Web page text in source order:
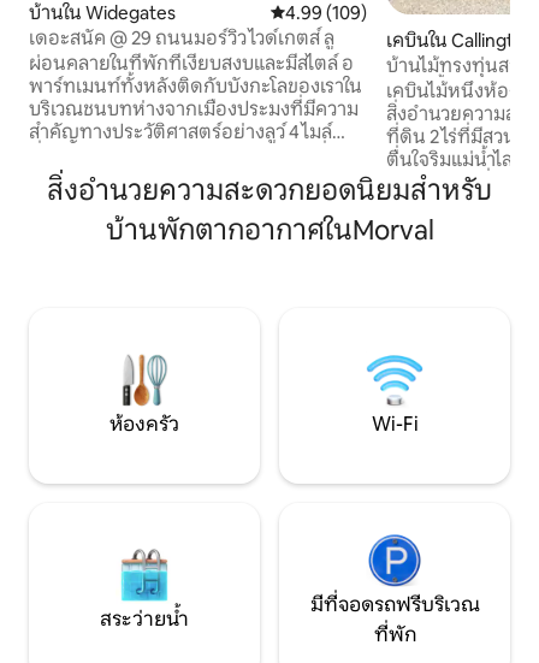
บ้านใน Widegates คะแนนเฉลี่ย 4.99 จาก 5, 109 รีวิว
4.99 (109)
เดอะสนัค @ 29 ถนนมอร์วิว ไวด์เกตส์ ลู
ผ่อนคลายในที่พักที่เงียบสงบและมีสไตล์ อ
พาร์ทเมนท์ทั้งหลังติดกับบังกะโลของเราใน
บริเวณชนบทห่างจากเมืองประมงที่มีความ
สำคัญทางประวัติศาสตร์อย่างลูว์ 4 ไมล์
ทึ่ง มีสิ่งอำนวยความสะดวกและเครื่องใช้
ไฟฟ้าคุณภาพ ห่างจากสนามกอล์ฟท้องถิ่น
1.3 ไมล์ และขับรถ 5-10 นาทีไปถึงหาดต่างๆ
มากมาย เส้นทางรถบัสตรงไปยังลูและ
เคบินใน Callington
บ้านไม้ทรงทุ่นสวย
ริมแม่น้ำ
เคบินไม้หนึ่งห้อง
สิ่งอำนวยความส
ที่ดิน 2 ไร่ที่มีสวน
ตื่นใจริมแม่น้ำไลเ
จะทำให้คุณตื่นเต้น
และเสียงนกจะทำ
สงบ ผ่อนคลายแล
งานแต่งงาน The
สิ่งอำนวยความสะดวกยอดนิยมสำหรับ
บ้านพักตากอากาศในMorval
ห้องครัว Wi-Fi
สระว่ายน้ำ
มีที่จอดรถฟรีบริเวณ
ที่พัก